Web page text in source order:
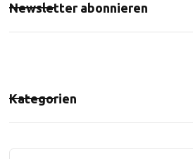
Newsletter abonnieren
Kategorien